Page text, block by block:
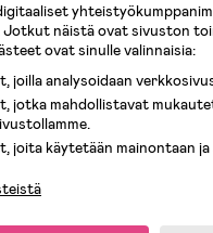
tilaat kaiken
lastenvaunut, turvaistuimet,
Didriksons, KidKraft,
Jotkut näistä ovat sivuston
ovat sinulle valinnaisia:
joilla analysoidaan
jotka mahdollistavat
joita käytetään mainontaan